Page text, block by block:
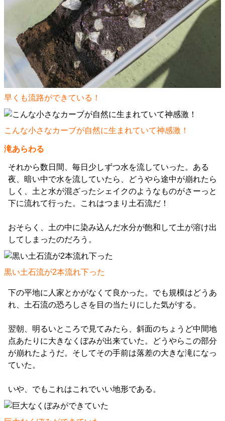
早くも流路ができている！
こんな小さなカーブが自然に生まれていて神感激！
滝あらわる
それから数日間、毎日少しずつ水を流していった。ある
夜、暗い中で水を流していたら、どうやら途中が崩れたら
しく、土と水が混ざったシェイクのようなものがさーっと
下に流れて行った。これはつまり土石流だ！
おそらく、土の中に染み込んだ水分が飽和して土が溶け出
してしまったのだろう。
黒い土石流が2本流れ下った
下の平地に人家とかがなくて良かった。でも規模はどうあ
れ、土石流の恐ろしさを目の当たりにした気がする。
翌朝、明るいところで見てみたら、斜面のちょうど中間地
点あたりに大きなくぼみが出来ていた。どうやらこの部分
が崩れたようだ。そしてその手前は落差の大きな滝になっ
ていた。
いや、でもこれはこれでいい地形である。